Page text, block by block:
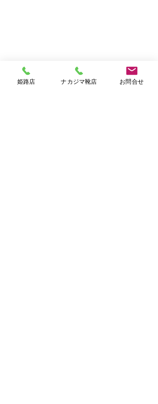
姫路店 ナカジマ靴店 お問合せ